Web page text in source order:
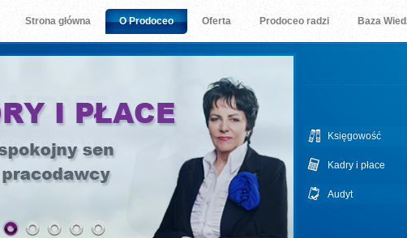
Strona główna O Prodoceo Oferta Prodoceo radzi Baza
Księgowość
Kadry i płace
Audyt